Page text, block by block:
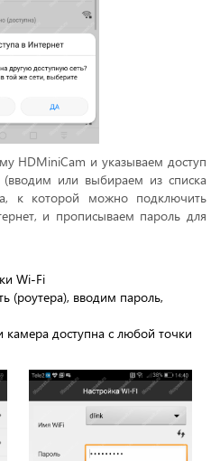
HDMiniСam и указываем доступ
(вводим или выбираем из списка
к которой можно подключить
и прописываем пароль для
Wi-Fi
(роутера), вводим пароль,
камера доступна с любой точки